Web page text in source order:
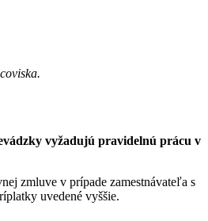
vyžadujú pravidelnú prácu v
zmluve v prípade zamestnávateľa s
uvedené vyššie.